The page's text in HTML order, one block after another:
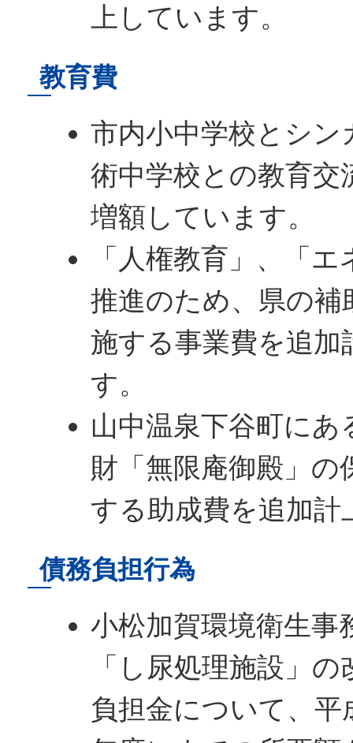
上しています。
教育費
市内小中学校とシン
術中学校との教育交
増額しています。
「人権教育」、「
推進のため、県の補
施する事業費を追加
す。
山中温泉下谷町にあ
財「無限庵御殿」の
する助成費を追加計
債務負担行為
小松加賀環境衛生事
「し尿処理施設」
負担金について、平